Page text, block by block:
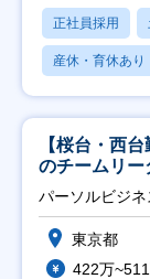
正社員採用
産休・育休あり
【桜台・西
のチームリー
パーソルビジ
東京都
422万